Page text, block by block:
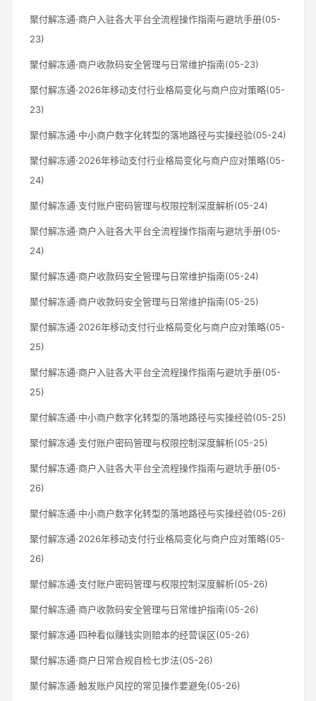
聚付解冻通·商户入驻各大平台全流程操作指南与避坑手册(05-
23)
聚付解冻通·商户收款码安全管理与日常维护指南(05-23)
聚付解冻通·2026年移动支付行业格局变化与商户应对策略(05-
23)
聚付解冻通·中小商户数字化转型的落地路径与实操经验(05-24)
聚付解冻通·2026年移动支付行业格局变化与商户应对策略(05-
24)
聚付解冻通·支付账户密码管理与权限控制深度解析(05-24)
聚付解冻通·商户入驻各大平台全流程操作指南与避坑手册(05-
24)
聚付解冻通·商户收款码安全管理与日常维护指南(05-24)
聚付解冻通·商户收款码安全管理与日常维护指南(05-25)
聚付解冻通·2026年移动支付行业格局变化与商户应对策略(05-
25)
聚付解冻通·商户入驻各大平台全流程操作指南与避坑手册(05-
25)
聚付解冻通·中小商户数字化转型的落地路径与实操经验(05-25)
聚付解冻通·支付账户密码管理与权限控制深度解析(05-25)
聚付解冻通·商户入驻各大平台全流程操作指南与避坑手册(05-
26)
聚付解冻通·中小商户数字化转型的落地路径与实操经验(05-26)
聚付解冻通·2026年移动支付行业格局变化与商户应对策略(05-
26)
聚付解冻通·支付账户密码管理与权限控制深度解析(05-26)
聚付解冻通·商户收款码安全管理与日常维护指南(05-26)
聚付解冻通·四种看似赚钱实则赔本的经营误区(05-26)
聚付解冻通·商户日常合规自检七步法(05-26)
聚付解冻通·触发账户风控的常见操作要避免(05-26)